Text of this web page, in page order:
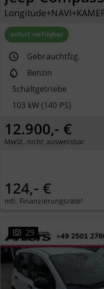
sofort verfügbar
Gebrauchtfzg.
Benzin
Schaltgetriebe
103 kW (140 PS)
12.900,- €
MwSt. nicht ausweisbar
124,- €
mtl. Finanzierungsrate²
29